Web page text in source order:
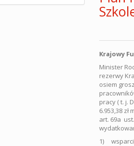
Krajowy
Minister
rezerwy
osiem
pracy ( t. j.
6.953,38
art. 69a
1)